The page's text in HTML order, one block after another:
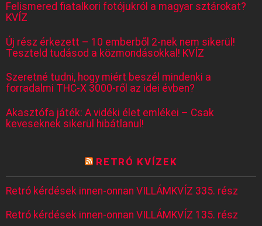
Felismered fiatalkori fotójukról a magyar sztárokat?
KVÍZ
Új rész érkezett – 10 emberből 2-nek nem sikerül!
Teszteld tudásod a közmondásokkal! KVÍZ
Szeretné tudni, hogy miért beszél mindenki a
forradalmi THC-X 3000-ről az idei évben?
Akasztófa játék: A vidéki élet emlékei – Csak
keveseknek sikerül hibátlanul!
RETRÓ KVÍZEK
Retró kérdések innen-onnan VILLÁMKVÍZ 335. rész
Retró kérdések innen-onnan VILLÁMKVÍZ 135. rész